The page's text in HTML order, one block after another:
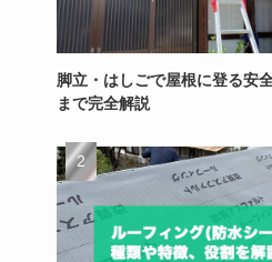
脚立・はしごで屋根に登る安
まで完全解説